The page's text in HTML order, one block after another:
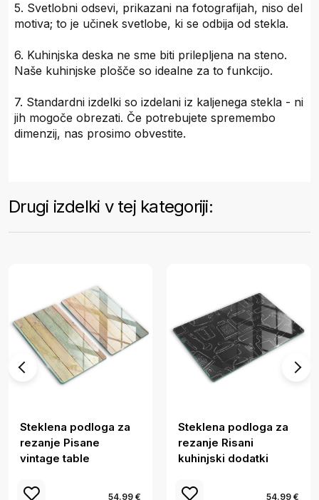
5. Svetlobni odsevi, prikazani na fotografijah, niso del
motiva; to je učinek svetlobe, ki se odbija od stekla.
6. Kuhinjska deska ne sme biti prilepljena na steno.
Naše kuhinjske plošče so idealne za to funkcijo.
7. Standardni izdelki so izdelani iz kaljenega stekla - ni
jih mogoče obrezati. Če potrebujete spremembo
dimenzij, nas prosimo obvestite.
Drugi izdelki v tej kategoriji:
Steklena podloga za
rezanje Pisane
vintage table
54.99 €
Steklena podloga za
rezanje Risani
kuhinjski dodatki
54.99 €